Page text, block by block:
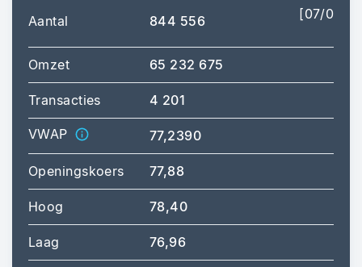
Aantal 844 556
[07/08/
Omzet 65 232 675
Transacties 4 201
VWAP 77,2390
Openingskoers 77,88
Hoog 78,40
Laag 76,96